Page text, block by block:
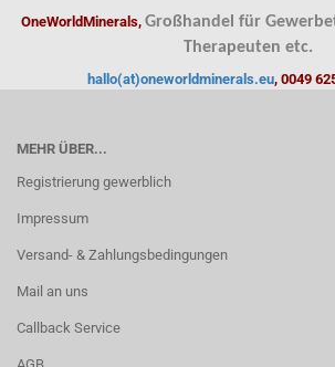
OneWorldMinerals, Großhandel für
Therapeuten etc.
hallo(at)oneworldminerals.eu, 0049
MEHR ÜBER...
Registrierung gewerblich
Impressum
Versand- & Zahlungsbedingungen
Mail an uns
Callback Service